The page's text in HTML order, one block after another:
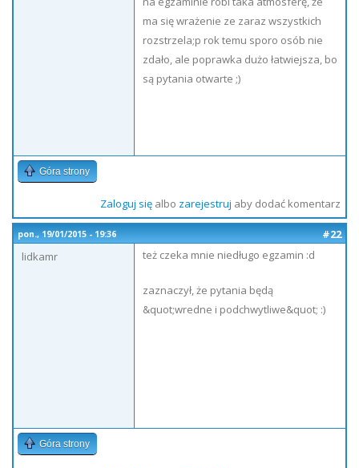
ma się wrażenie ze zaraz wszystkich
rozstrzela;p rok temu sporo osób nie
zdało, ale poprawka dużo łatwiejsza, bo
są pytania otwarte ;)
Góra strony
Zaloguj sięalbo zarejestruj aby dodać komentarz
pon., 19/01/2015 - 19:36
#22
lidkamr
też czeka mnie niedługo egzamin :d
zaznaczył, że pytania będą
&quot;wredne i podchwytliwe&quot; :)
Góra strony